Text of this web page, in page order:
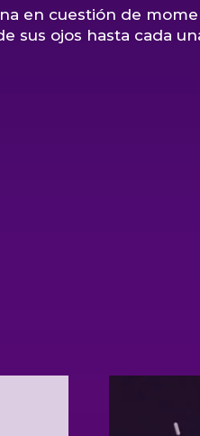
en cuestión de
sus ojos hasta cada